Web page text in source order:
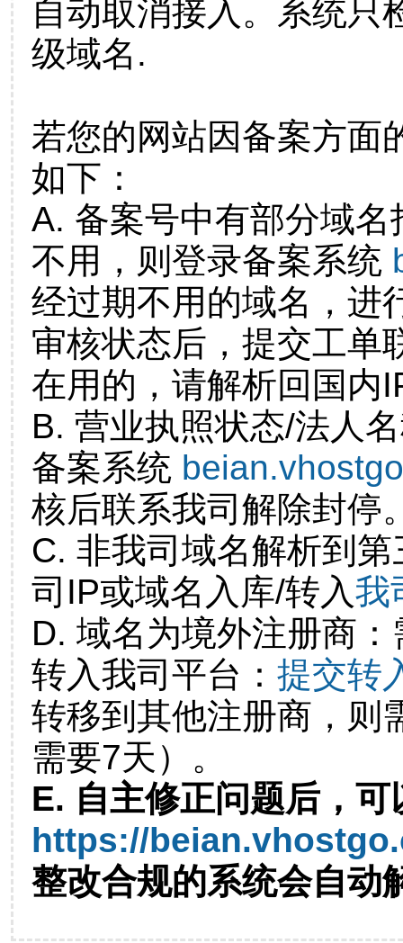
自动取消接入。系统只
级域名.
若您的网站因备案方面
如下：
A. 备案号中有部分域
不用，则登录备案系统
经过期不用的域名，进
审核状态后，提交工单
在用的，请解析回国内
B. 营业执照状态/法人
备案系统
核后联系我司解除封停
C. 非我司域名解析到
司IP或域名入库/转入我
D. 域名为境外注册商
转入我司平台： 提交转
转移到其他注册商，则
需要7天）。
E. 自主修正问题后，可
https://
整改合规的系统会自动